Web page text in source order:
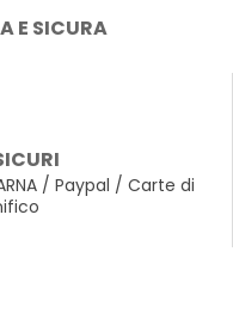
E SICURA
/ Paypal / Carte di